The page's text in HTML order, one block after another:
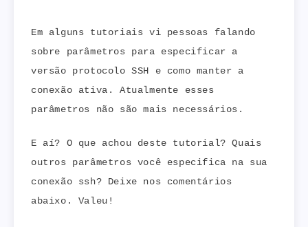
Em alguns tutoriais vi pessoas falando
sobre parâmetros para especificar a
versão protocolo SSH e como manter a
conexão ativa. Atualmente esses
parâmetros não são mais necessários.
E aí? O que achou deste tutorial? Quais
outros parâmetros você especifica na sua
conexão ssh? Deixe nos comentários
abaixo. Valeu!